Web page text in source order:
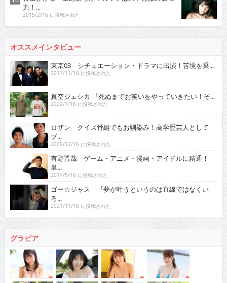
東京03 シチュエーション・ドラマに出演！苦境を乗...
真空ジェシカ 『死ぬまでお笑いをやっていきたい！そ...
ロザン クイズ番組でもお馴染み！高学歴芸人として
2009/12/16 に投稿された
有野晋哉 ゲーム・アニメ・漫画・アイドルに精通！
2017/5/16 に投稿された
ゴー☆ジャス 『夢が叶うというのは直線ではなくい
ろ...
2021/11/16 に投稿された
グラビア